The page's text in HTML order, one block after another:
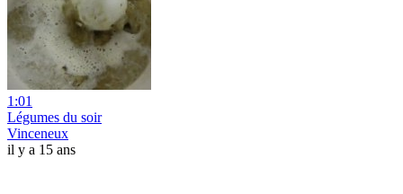
1:01
Légumes du soir
Vinceneux
il y a 15 ans